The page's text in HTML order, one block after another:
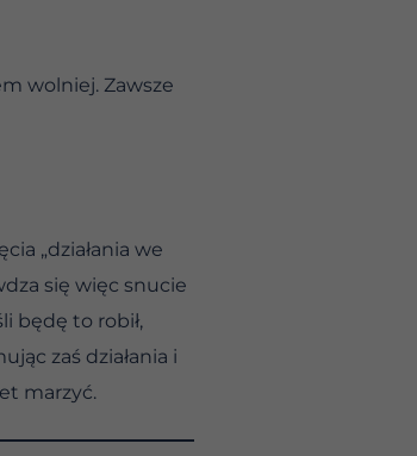
wolniej. Zawsze
„działania we
się więc snucie
będę to robił,
zaś działania i
marzyć.